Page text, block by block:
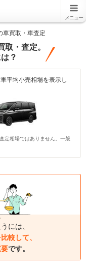
メニュー
車買取・車査定
取・査定。
？
平均小売相場を表示し
定相場ではありません。一般
には、
較して、
です。